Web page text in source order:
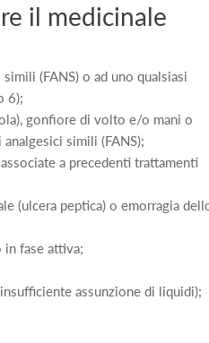
il medicinale
(FANS) o ad uno qualsiasi
6);
gonfiore di volto e/o mani o
simili (FANS);
a precedenti trattamenti
(ulcera peptica) o emorragia
in fase attiva;
assunzione di liquidi);